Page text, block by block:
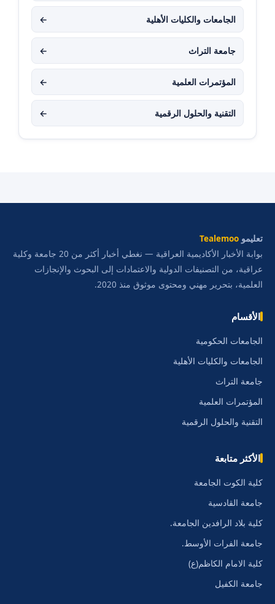
الجامعات والكليات الأهلية ←
جامعة التراث ←
المؤتمرات العلمية ←
التقنية والحلول الرقمية ←
تعليمو Tealemoo
بوابة الأخبار الأكاديمية العراقية — نغطي أخبار أكثر من 20 جامعة وكلية
عراقية، من التصنيفات الدولية والاعتمادات إلى البحوث والإنجازات
العلمية، بتحرير مهني ومحتوى موثوق منذ 2020.
الأقسام
الجامعات الحكومية
الجامعات والكليات الأهلية
جامعة التراث
المؤتمرات العلمية
التقنية والحلول الرقمية
الأكثر متابعة
كلية الكوت الجامعة
جامعة القادسية
كلية بلاد الرافدين الجامعة.
جامعة الفرات الأوسط.
كلية الامام الكاظم(ع)
جامعة الكفيل